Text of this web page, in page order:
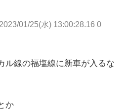
2023/01/25(水) 13:00:28.16 0
ル線の福塩線に新車が入るな
か